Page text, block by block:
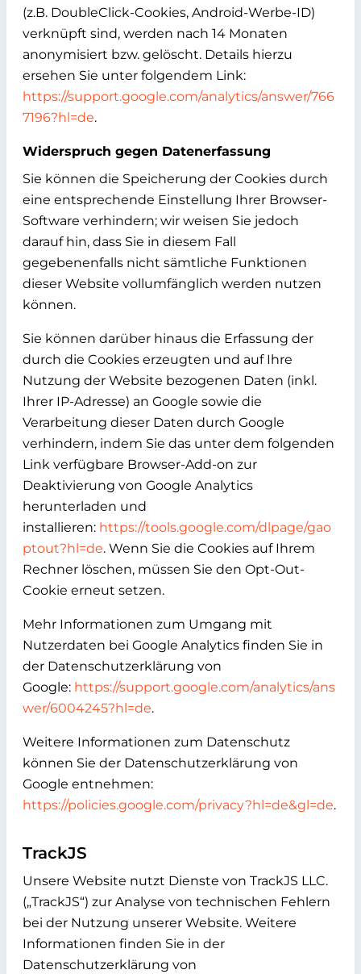
(z.B. DoubleClick-Cookies, Android-Werbe-ID)
verknüpft sind, werden nach 14 Monaten
anonymisiert bzw. gelöscht. Details hierzu
ersehen Sie unter folgendem Link:
https://support.google.com/analytics/answer/766
7196?hl=de.
Widerspruch gegen Datenerfassung
Sie können die Speicherung der Cookies durch
eine entsprechende Einstellung Ihrer Browser-
Software verhindern; wir weisen Sie jedoch
darauf hin, dass Sie in diesem Fall
gegebenenfalls nicht sämtliche Funktionen
dieser Website vollumfänglich werden nutzen
können.
Sie können darüber hinaus die Erfassung der
durch die Cookies erzeugten und auf Ihre
Nutzung der Website bezogenen Daten (inkl.
Ihrer IP-Adresse) an Google sowie die
Verarbeitung dieser Daten durch Google
verhindern, indem Sie das unter dem folgenden
Link verfügbare Browser-Add-on zur
Deaktivierung von Google Analytics
herunterladen und
installieren: https://tools.google.com/dlpage/gao
ptout?hl=de. Wenn Sie die Cookies auf Ihrem
Rechner löschen, müssen Sie den Opt-Out-
Cookie erneut setzen.
Mehr Informationen zum Umgang mit
Nutzerdaten bei Google Analytics finden Sie in
der Datenschutzerklärung von
Google: https://support.google.com/analytics/ans
wer/6004245?hl=de.
Weitere Informationen zum Datenschutz
können Sie der Datenschutzerklärung von
Google entnehmen:
https://policies.google.com/privacy?hl=de&gl=de.
TrackJS
Unsere Website nutzt Dienste von TrackJS LLC.
(„TrackJS“) zur Analyse von technischen Fehlern
bei der Nutzung unserer Website. Weitere
Informationen finden Sie in der
Datenschutzerklärung von